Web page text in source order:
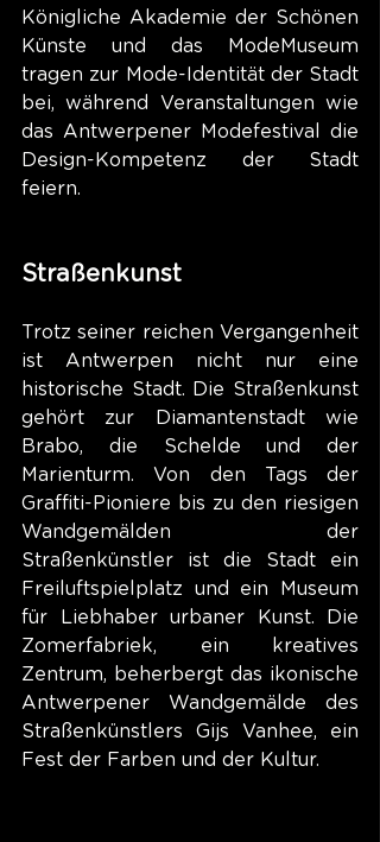
Königliche Akademie der Schönen
Künste und das ModeMuseum
tragen zur Mode-Identität der Stadt
bei, während Veranstaltungen wie
das Antwerpener Modefestival die
Design-Kompetenz der Stadt
feiern.
Straßenkunst
Trotz seiner reichen Vergangenheit
ist Antwerpen nicht nur eine
historische Stadt. Die Straßenkunst
gehört zur Diamantenstadt wie
Brabo, die Schelde und der
Marienturm. Von den Tags der
Graffiti-Pioniere bis zu den riesigen
Wandgemälden der
Straßenkünstler ist die Stadt ein
Freiluftspielplatz und ein Museum
für Liebhaber urbaner Kunst. Die
Zomerfabriek, ein kreatives
Zentrum, beherbergt das ikonische
Antwerpener Wandgemälde des
Straßenkünstlers Gijs Vanhee, ein
Fest der Farben und der Kultur.